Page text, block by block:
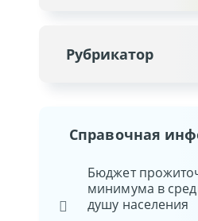
Рубрикатор
Справочная
Бюджет
минимума в
душу населения